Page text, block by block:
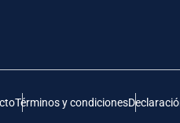
Términos y condiciones